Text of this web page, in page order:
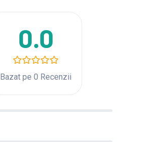
0.0
Bazat pe 0 Recenzii